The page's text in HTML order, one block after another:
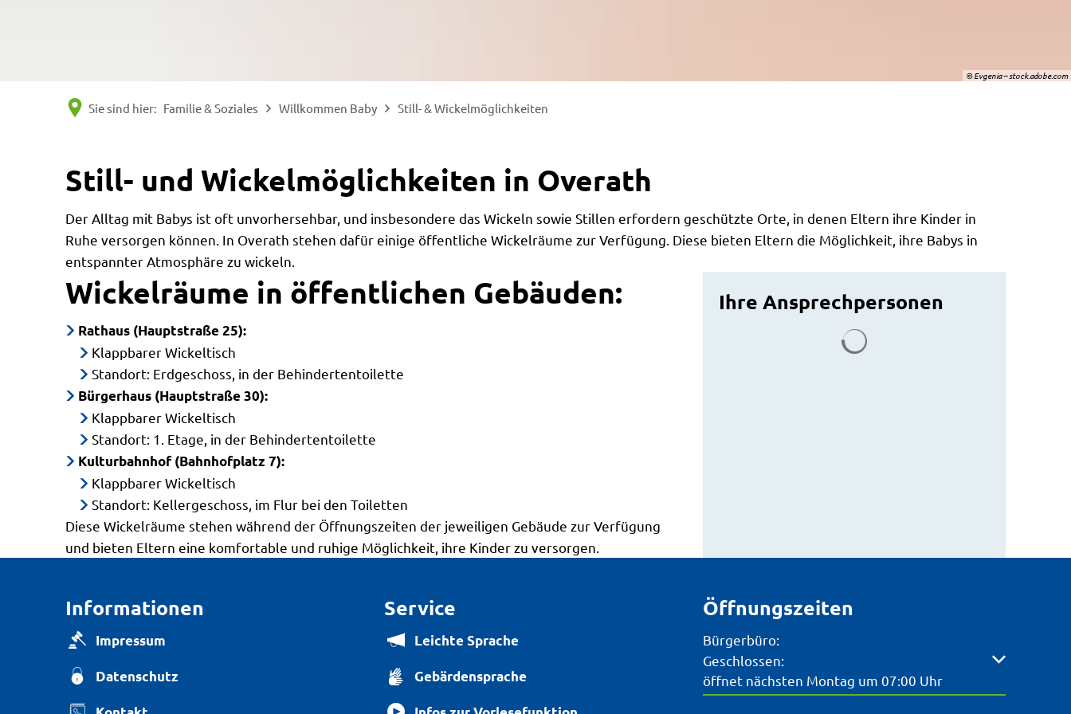
© Evgenia – stock.adobe.com
Sie sind hier: Familie & Soziales Willkommen Baby Still- & Wickelmöglichkeiten
Still- und Wickelmöglichkeiten in Overath
Der Alltag mit Babys ist oft unvorhersehbar, und insbesondere das Wickeln sowie Stillen erfordern geschützte Orte, in denen Eltern ihre Kinder in
Ruhe versorgen können. In Overath stehen dafür einige öffentliche Wickelräume zur Verfügung. Diese bieten Eltern die Möglichkeit, ihre Babys in
entspannter Atmosphäre zu wickeln.
Wickelräume in öffentlichen Gebäuden:
Rathaus (Hauptstraße 25):
Klappbarer Wickeltisch
Standort: Erdgeschoss, in der Behindertentoilette
Bürgerhaus (Hauptstraße 30):
Klappbarer Wickeltisch
Standort: 1. Etage, in der Behindertentoilette
Kulturbahnhof (Bahnhofplatz 7):
Klappbarer Wickeltisch
Standort: Kellergeschoss, im Flur bei den Toiletten
Diese Wickelräume stehen während der Öffnungszeiten der jeweiligen Gebäude zur Verfügung
und bieten Eltern eine komfortable und ruhige Möglichkeit, ihre Kinder zu versorgen.
Ihre Ansprechpersonen
Informationen
Impressum
Datenschutz
Service
Leichte Sprache
Gebärdensprache
Öffnungszeiten
Bürgerbüro:
Klicken, um weitere Öffnungs- oder Schließzeiten
Geschlossen:
öffnet nächsten Montag um 07:00 Uhr